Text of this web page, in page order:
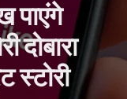
पाएंगे
दोबारा
स्टोरी